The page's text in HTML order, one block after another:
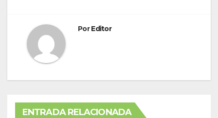
PorEditor
ENTRADA RELACIONADA